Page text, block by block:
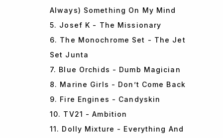
Always) Something On My Mind
5. Josef K - The Missionary
6. The Monochrome Set - The Jet
Set Junta
7. Blue Orchids - Dumb Magician
8. Marine Girls - Don’t Come Back
9. Fire Engines - Candyskin
10. TV21 - Ambition
11. Dolly Mixture - Everything And